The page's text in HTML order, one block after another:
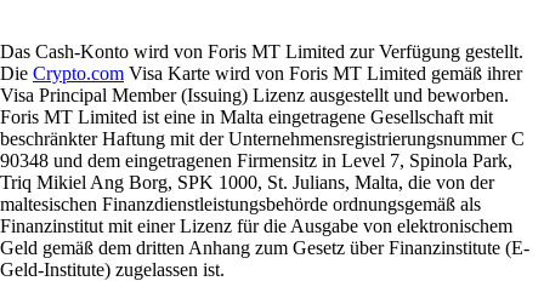
Das Cash-Konto wird von Foris MT Limited zur Verfügung gestellt.
Die Crypto.com Visa Karte wird von Foris MT Limited gemäß ihrer
Visa Principal Member (Issuing) Lizenz ausgestellt und beworben.
Foris MT Limited ist eine in Malta eingetragene Gesellschaft mit
beschränkter Haftung mit der Unternehmensregistrierungsnummer C
90348 und dem eingetragenen Firmensitz in Level 7, Spinola Park,
Triq Mikiel Ang Borg, SPK 1000, St. Julians, Malta, die von der
maltesischen Finanzdienstleistungsbehörde ordnungsgemäß als
Finanzinstitut mit einer Lizenz für die Ausgabe von elektronischem
Geld gemäß dem dritten Anhang zum Gesetz über Finanzinstitute (E-
Geld-Institute) zugelassen ist.